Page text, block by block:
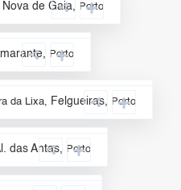
Nova de Gaia, Porto
, Porto
da Lixa, Felgueiras, Porto
das Antas, Porto